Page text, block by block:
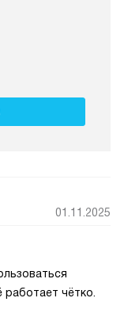
01.11.2025
чётко.